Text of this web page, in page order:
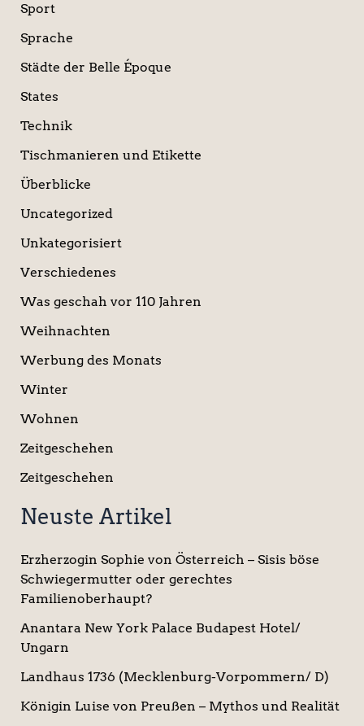
Sport
Sprache
Städte der Belle Époque
States
Technik
Tischmanieren und Etikette
Überblicke
Uncategorized
Unkategorisiert
Verschiedenes
Was geschah vor 110 Jahren
Weihnachten
Werbung des Monats
Winter
Wohnen
Zeitgeschehen
Zeitgeschehen
Neuste Artikel
Erzherzogin Sophie von Österreich – Sisis böse
Schwiegermutter oder gerechtes
Familienoberhaupt?
Anantara New York Palace Budapest Hotel/
Ungarn
Landhaus 1736 (Mecklenburg-Vorpommern/ D)
Königin Luise von Preußen – Mythos und Realität